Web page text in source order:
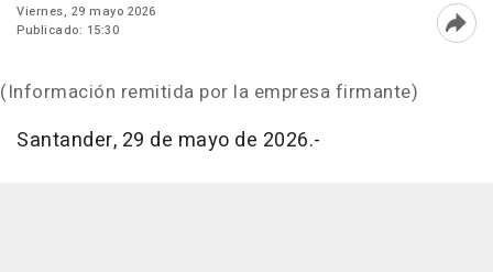
Viernes, 29 mayo 2026
Publicado: 15:30
(Información remitida por la empresa firmante)
Santander, 29 de mayo de 2026.-